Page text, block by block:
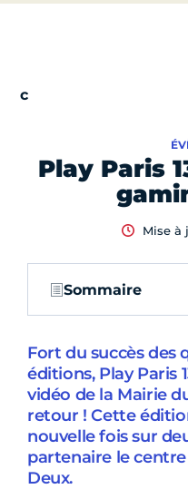
Play Paris
Mise à
Sommaire
Fort du succès des
éditions, Play Paris
vidéo de la Mairie
retour ! Cette
nouvelle fois sur
partenaire le
Deux.